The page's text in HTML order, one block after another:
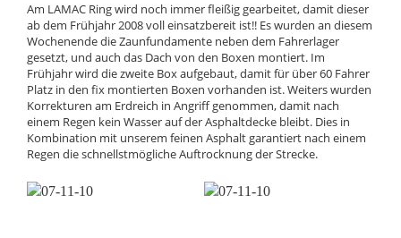
Am LAMAC Ring wird noch immer fleißig gearbeitet, damit dieser
ab dem Frühjahr 2008 voll einsatzbereit ist!! Es wurden an diesem
Wochenende die Zaunfundamente neben dem Fahrerlager
gesetzt, und auch das Dach von den Boxen montiert. Im
Frühjahr wird die zweite Box aufgebaut, damit für über 60 Fahrer
Platz in den fix montierten Boxen vorhanden ist. Weiters wurden
Korrekturen am Erdreich in Angriff genommen, damit nach
einem Regen kein Wasser auf der Asphaltdecke bleibt. Dies in
Kombination mit unserem feinen Asphalt garantiert nach einem
Regen die schnellstmögliche Auftrocknung der Strecke.